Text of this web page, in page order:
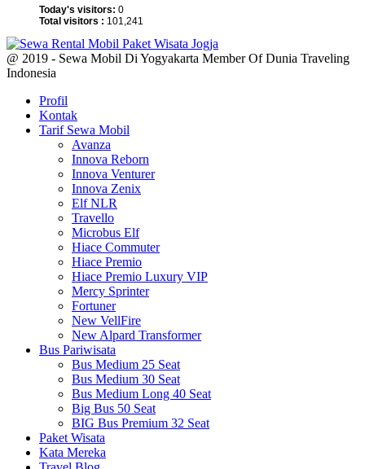
Today's visitors: 0
Total visitors : 101,241
@ 2019 - Sewa Mobil Di Yogyakarta Member Of Dunia Traveling
Indonesia
Profil
Kontak
Tarif Sewa Mobil
Avanza
Innova Reborn
Innova Venturer
Innova Zenix
Elf NLR
Travello
Microbus Elf
Hiace Commuter
Hiace Premio
Hiace Premio Luxury VIP
Mercy Sprinter
Fortuner
New VellFire
New Alpard Transformer
Bus Pariwisata
Bus Medium 25 Seat
Bus Medium 30 Seat
Bus Medium Long 40 Seat
Big Bus 50 Seat
BIG Bus Premium 32 Seat
Paket Wisata
Kata Mereka